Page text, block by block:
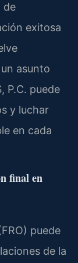
de
exitosa
asunto
P.C. puede
y luchar
en cada
final en
puede
de la